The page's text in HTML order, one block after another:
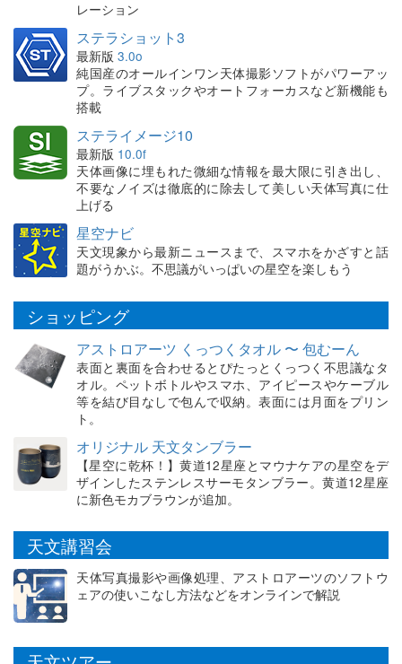
レーション
ステラショット3
最新版 3.0o
純国産のオールインワン天体撮影ソフトがパワーアッ
プ。ライブスタックやオートフォーカスなど新機能も
搭載
ステライメージ10
最新版 10.0f
天体画像に埋もれた微細な情報を最大限に引き出し、
不要なノイズは徹底的に除去して美しい天体写真に仕
上げる
星空ナビ
天文現象から最新ニュースまで、スマホをかざすと話
題がうかぶ。不思議がいっぱいの星空を楽しもう
ショッピング
アストロアーツ くっつくタオル 〜 包むーん
表面と裏面を合わせるとぴたっとくっつく不思議なタ
オル。ペットボトルやスマホ、アイピースやケーブル
等を結び目なしで包んで収納。表面には月面をプリン
ト。
オリジナル 天文タンブラー
【星空に乾杯！】黄道12星座とマウナケアの星空をデ
ザインしたステンレスサーモタンブラー。黄道12星座
に新色モカブラウンが追加。
天文講習会
天体写真撮影や画像処理、アストロアーツのソフトウ
ェアの使いこなし方法などをオンラインで解説